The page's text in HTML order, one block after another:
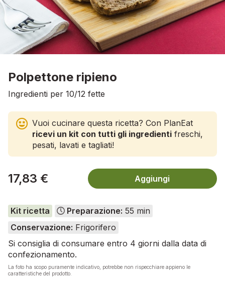
Polpettone ripieno
Ingredienti per 10/12 fette
Vuoi cucinare questa ricetta? Con PlanEat
ricevi un kit con tutti gli ingredienti freschi,
pesati, lavati e tagliati!
17,83 € Aggiungi
Kit ricetta Preparazione: 55 min
Conservazione: Frigorifero
Si consiglia di consumare entro 4 giorni dalla data di
confezionamento.
La foto ha scopo puramente indicativo, potrebbe non rispecchiare appieno le
caratteristiche del prodotto.